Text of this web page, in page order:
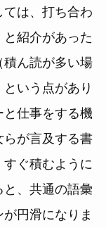
は、打ち合わ
紹介があった
ん読が多い場
いう点があり
仕事をする機
が言及する書
ぐ積むように
、共通の語彙
円滑になりま